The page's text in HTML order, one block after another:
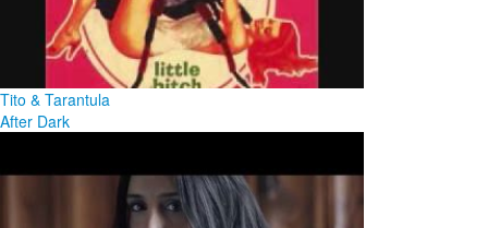
Tito & Tarantula
After Dark